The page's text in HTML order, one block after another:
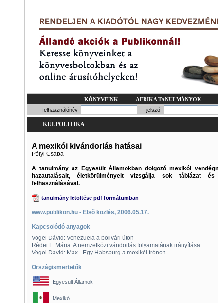
KÖNYVEINK
AFRIKA TANULMÁNYOK
felhasználónév
jelszó
KÜLPOLITIKA
A mexikói kivándorlás hatásai
Pólyi Csaba
A tanulmány az Egyesült Államokban dolgozó mexikói
hazautalásait, életkörülményeit vizsgálja sok táblázat és
felhasználásával.
tanulmány letöltése pdf formátumban
www.publikon.hu - Első közlés, 2006.05.17.
Kapcsolódó anyagok
Vogel Dávid: Venezuela a bolivári úton
Rédei L. Mária: A nemzetközi vándorlás folyamatának irányítása
Vogel Dávid: Max - Egy Habsburg a mexikói trónon
Országismertetők
Egyesült Államok
Mexikó